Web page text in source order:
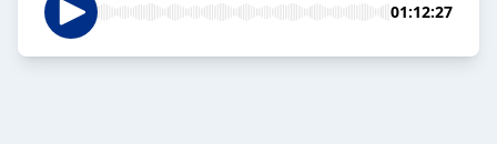
01:12:27